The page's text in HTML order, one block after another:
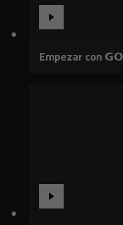
Empezar con